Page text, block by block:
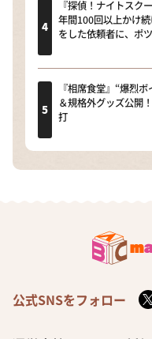
『探偵！ナイトスク
年間100回以上かけ
をした依頼者に、ポ
『相席食堂』“爆烈
＆規格外グッズ公開
打
公式SNSをフォロー